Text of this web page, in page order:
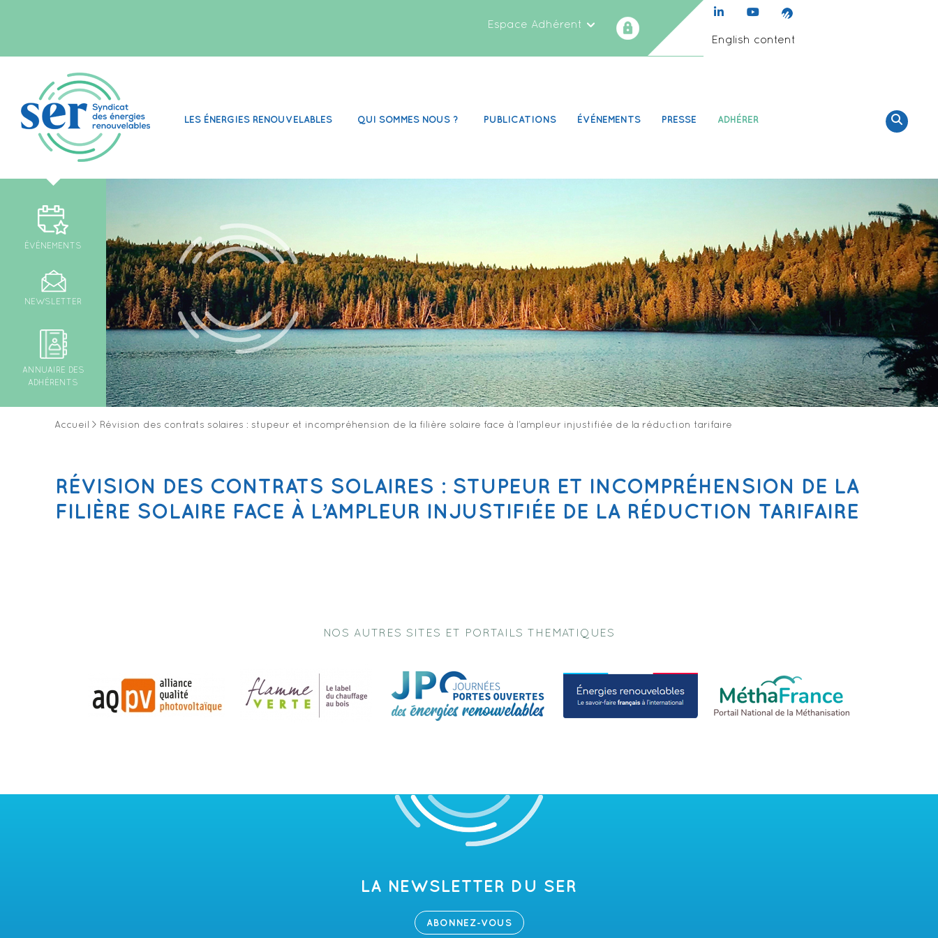
Espace Adhérent
English content
LES ÉNERGIES RENOUVELABLES QUI SOMMES NOUS ? PUBLICATIONS ÉVÉNEMENTS PRESSE ADHÉRER
ÉVÉNEMENTS
NEWSLETTER
ANNUAIRE DES
ADHÉRENTS
Accueil > Révision des contrats solaires : stupeur et incompréhension de la filière solaire face à l’ampleur injustifiée de la réduction tarifaire
RÉVISION DES CONTRATS SOLAIRES : STUPEUR ET INCOMPRÉHENSION DE LA
FILIÈRE SOLAIRE FACE À L’AMPLEUR INJUSTIFIÉE DE LA RÉDUCTION TARIFAIRE
NOS AUTRES SITES ET PORTAILS THEMATIQUES
LA NEWSLETTER DU SER
ABONNEZ-VOUS